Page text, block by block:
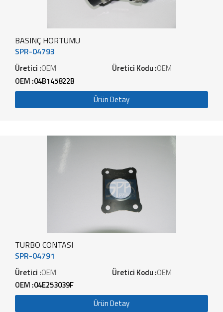
BASINÇ HORTUMU
SPR-04793
Üretici :OEM Üretici Kodu :OEM
OEM :04B145822B
Ürün Detay
TURBO CONTASI
SPR-04791
Üretici :OEM Üretici Kodu :OEM
OEM :04E253039F
Ürün Detay